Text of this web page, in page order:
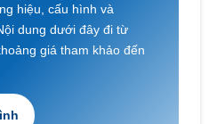
hiệu, cấu hình và
dung dưới đây đi từ
giá tham khảo đến